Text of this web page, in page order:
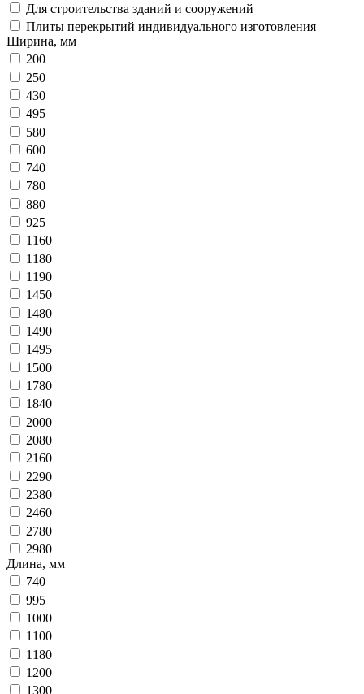
Для строительства зданий и сооружений
Плиты перекрытий индивидуального изготовления
Ширина, мм
200
250
430
495
580
600
740
780
880
925
1160
1180
1190
1450
1480
1490
1495
1500
1780
1840
2000
2080
2160
2290
2380
2460
2780
2980
Длина, мм
740
995
1000
1100
1180
1200
1300